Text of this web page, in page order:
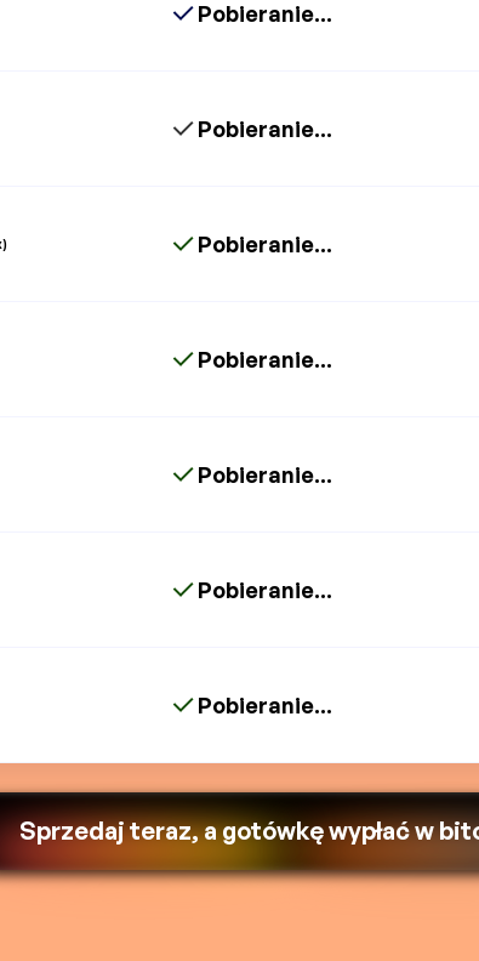
Pobieranie...
Pobieranie...
Pobieranie...
Pobieranie...
Pobieranie...
Pobieranie...
Pobieranie...
Sprzedaj teraz, a gotówkę wypłać w